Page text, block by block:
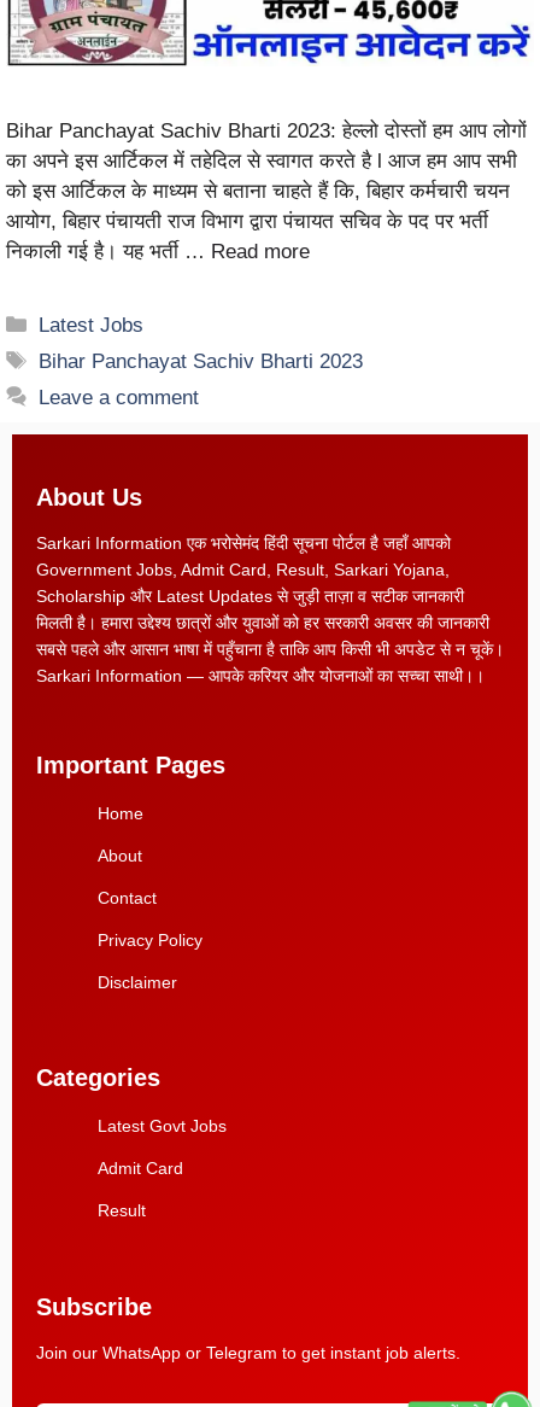
Bihar Panchayat Sachiv Bharti 2023: हेल्लो दोस्तों हम आप लोगों
का अपने इस आर्टिकल में तहेदिल से स्वागत करते है l आज हम आप सभी
को इस आर्टिकल के माध्यम से बताना चाहते हैं कि, बिहार कर्मचारी चयन
आयोग, बिहार पंचायती राज विभाग द्वारा पंचायत सचिव के पद पर भर्ती
निकाली गई है। यह भर्ती … Read more
Latest Jobs
Bihar Panchayat Sachiv Bharti 2023
Leave a comment
About Us
Sarkari Information एक भरोसेमंद हिंदी सूचना पोर्टल है जहाँ आपको
Government Jobs, Admit Card, Result, Sarkari Yojana,
Scholarship और Latest Updates से जुड़ी ताज़ा व सटीक जानकारी
मिलती है। हमारा उद्देश्य छात्रों और युवाओं को हर सरकारी अवसर की जानकारी
सबसे पहले और आसान भाषा में पहुँचाना है ताकि आप किसी भी अपडेट से न चूकें।
Sarkari Information — आपके करियर और योजनाओं का सच्चा साथी।।
Important Pages
Home
About
Contact
Privacy Policy
Disclaimer
Categories
Latest Govt Jobs
Admit Card
Result
Subscribe
Join our WhatsApp or Telegram to get instant job alerts.